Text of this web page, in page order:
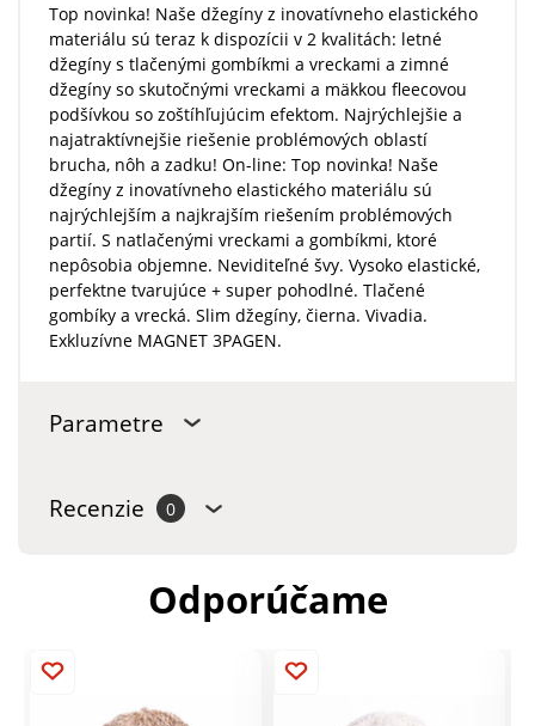
Top novinka! Naše džegíny z inovatívneho elastického
materiálu sú teraz k dispozícii v 2 kvalitách: letné
džegíny s tlačenými gombíkmi a vreckami a zimné
džegíny so skutočnými vreckami a mäkkou fleecovou
podšívkou so zoštíhľujúcim efektom. Najrýchlejšie a
najatraktívnejšie riešenie problémových oblastí
brucha, nôh a zadku! On-line: Top novinka! Naše
džegíny z inovatívneho elastického materiálu sú
najrýchlejším a najkrajším riešením problémových
partií. S natlačenými vreckami a gombíkmi, ktoré
nepôsobia objemne. Neviditeľné švy. Vysoko elastické,
perfektne tvarujúce + super pohodlné. Tlačené
gombíky a vrecká. Slim džegíny, čierna. Vivadia.
Exkluzívne MAGNET 3PAGEN.
Parametre
Recenzie 0
Odporúčame